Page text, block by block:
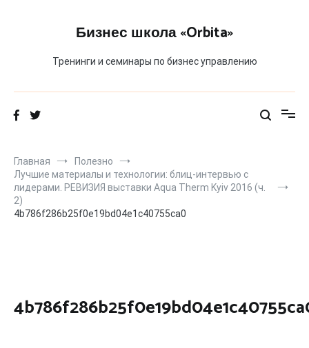
Бизнес школа «Orbita»
Тренинги и семинары по бизнес управлению
Главная
Полезно
Лучшие материалы и технологии: блиц-интервью с
лидерами. РЕВИЗИЯ выставки Aqua Therm Kyiv 2016 (ч.
2)
4b786f286b25f0e19bd04e1c40755ca0